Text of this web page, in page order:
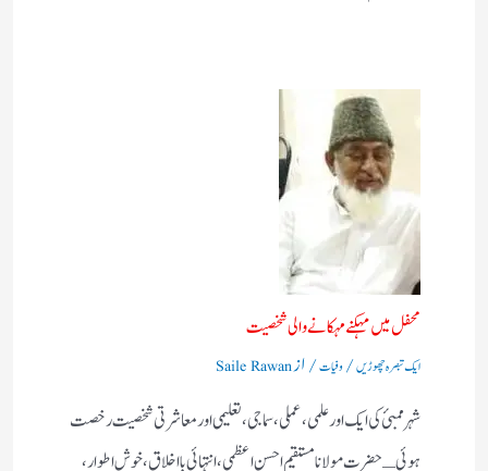
محفل میں مہکنے مہکانے والی شخصیت
ایک تبصرہ چھوڑیں/ وفیات/ ازSaile Rawan
شہر ممبئ کی ایک اور علمی، عملی، سماجی، تعلیمی اور معاشرتی شخصیت رخصت
ہوئی ـ حضرت مولانا مستقیم احسن اعظمی، انتہائی بااخلاق، خوش اطوار،